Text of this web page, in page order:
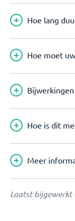
Hoe lang
Hoe moet
Bijwerkingen
Hoe is dit
Meer
Laatst bijgewerkt